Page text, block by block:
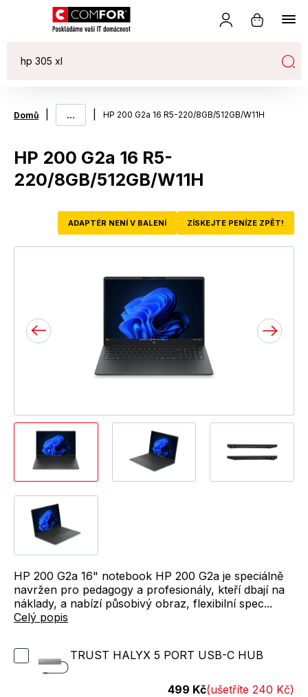
Domů ... HP 200 G2a 16 R5-220/8GB/512GB/W11H
HP 200 G2a 16 R5-
220/8GB/512GB/W11H
ADAPTÉR NENÍ V BALENÍ ZÍSKEJTE PENÍZE ZPĚT!
HP 200 G2a 16" notebook HP 200 G2a je speciálně
navržen pro pedagogy a profesionály, kteří dbají na
náklady, a nabízí působivý obraz, flexibilní spec...
Celý popis
TRUST HALYX 5 PORT USB-C HUB
499 Kč(ušetříte 240 Kč)